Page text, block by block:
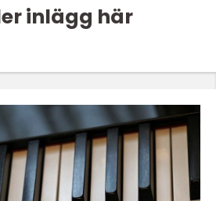
inlägg här